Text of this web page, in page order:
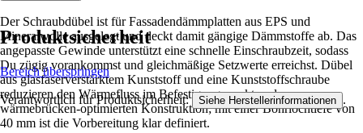
Der Schraubdübel ist für Fassadendämmplatten aus EPS und
Mineralwolle ausgelegt und deckt damit gängige Dämmstoffe ab. Das
angepasste Gewinde unterstützt eine schnelle Einschraubzeit, sodass
Du zügig vorankommst und gleichmäßige Setzwerte erreichst. Dübel
aus glasfaserverstärktem Kunststoff und eine Kunststoffschraube
reduzieren den Wärmefluss im Befestigungspunkt und passen zur
wärmebrücken-optimierten Konstruktion; mit einer Bohrlochtiefe von
40 mm ist die Vorbereitung klar definiert.
Produktsicherheit
Bereich überspringen
Verantwortlich für Produktsicherheit: Siehe Herstellerinformationen .